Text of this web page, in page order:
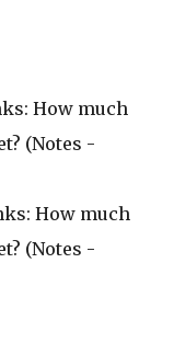
How much
(Notes -
How much
(Notes -